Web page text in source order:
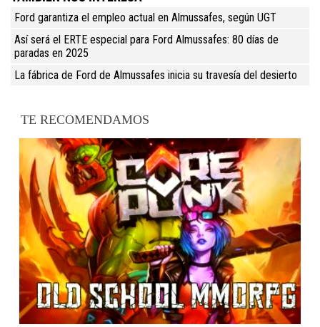
Ford garantiza el empleo actual en Almussafes, según UGT
Así será el ERTE especial para Ford Almussafes: 80 días de
paradas en 2025
La fábrica de Ford de Almussafes inicia su travesía del desierto
TE RECOMENDAMOS